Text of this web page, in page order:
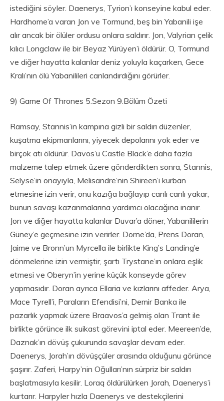
istediğini söyler. Daenerys, Tyrion’ı konseyine kabul eder.
Hardhome’a varan Jon ve Tormund, beş bin Yabanili işe
alır ancak bir ölüler ordusu onlara saldırır. Jon, Valyrian çelik
kılıcı Longclaw ile bir Beyaz Yürüyen’i öldürür. O, Tormund
ve diğer hayatta kalanlar deniz yoluyla kaçarken, Gece
Kralı’nın ölü Yabanilileri canlandırdığını görürler.
9) Game Of Thrones 5.Sezon 9.Bölüm Özeti
Ramsay, Stannis’in kampına gizli bir saldırı düzenler,
kuşatma ekipmanlarını, yiyecek depolarını yok eder ve
birçok atı öldürür. Davos’u Castle Black’e daha fazla
malzeme talep etmek üzere gönderdikten sonra, Stannis,
Selyse’in onayıyla, Melisandre’nin Shireen’i kurban
etmesine izin verir, onu kazığa bağlayıp canlı canlı yakar,
bunun savaşı kazanmalarına yardımcı olacağına inanır.
Jon ve diğer hayatta kalanlar Duvar’a döner, Yabanililerin
Güney’e geçmesine izin verirler. Dorne’da, Prens Doran,
Jaime ve Bronn’un Myrcella ile birlikte King’s Landing’e
dönmelerine izin vermiştir, şartı Trystane’ın onlara eşlik
etmesi ve Oberyn’in yerine küçük konseyde görev
yapmasıdır. Doran ayrıca Ellaria ve kızlarını affeder. Arya,
Mace Tyrell’i, Paraların Efendisi’ni, Demir Banka ile
pazarlık yapmak üzere Braavos’a gelmiş olan Trant ile
birlikte görünce ilk suikast görevini iptal eder. Meereen’de,
Daznak’ın dövüş çukurunda savaşlar devam eder.
Daenerys, Jorah’ın dövüşçüler arasında olduğunu görünce
şaşırır. Zaferi, Harpy’nin Oğulları’nın sürpriz bir saldırı
başlatmasıyla kesilir. Loraq öldürülürken Jorah, Daenerys’i
kurtarır. Harpyler hızla Daenerys ve destekçilerini